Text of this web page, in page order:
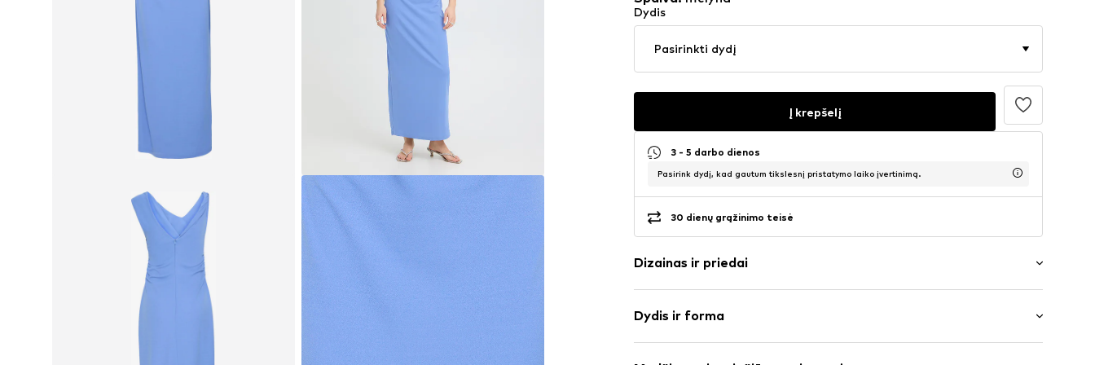
Dydis
Pasirinkti dydį
Į krepšelį
3 - 5 darbo dienos
Pasirink dydį, kad gautum tikslesnį pristatymo laiko įvertinimą.
30 dienų grąžinimo teisė
Dizainas ir priedai
Plačios petnešėlės
V formos iškirptė
Drapiruotas / rauktas
Dydis ir forma